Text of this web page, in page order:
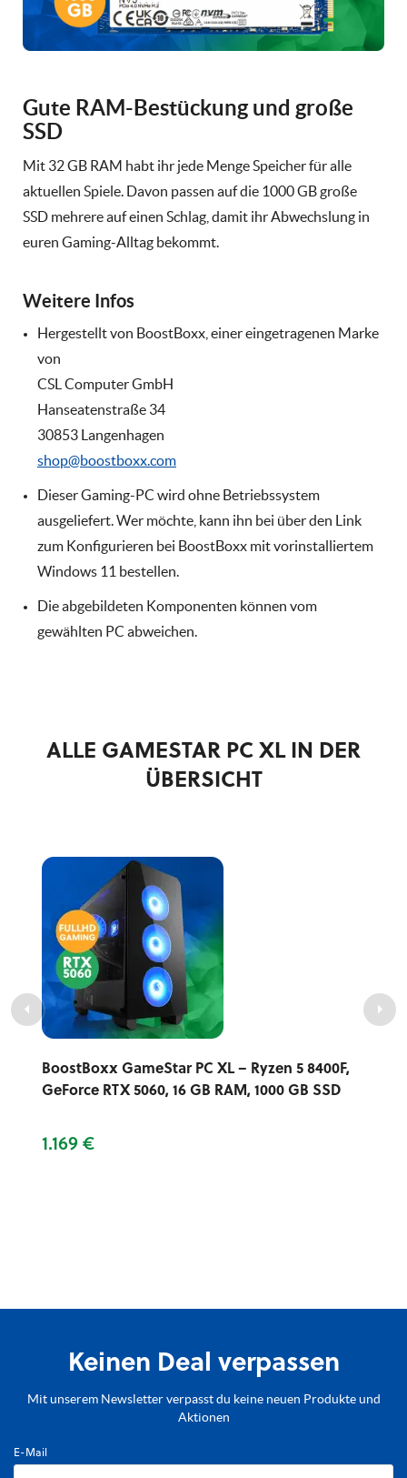
Gute RAM-Bestückung und große
SSD
Mit 32 GB RAM habt ihr jede Menge Speicher für alle
aktuellen Spiele. Davon passen auf die 1000 GB große
SSD mehrere auf einen Schlag, damit ihr Abwechslung in
euren Gaming-Alltag bekommt.
Weitere Infos
Hergestellt von BoostBoxx, einer eingetragenen Marke
von
CSL Computer GmbH
Hanseatenstraße 34
30853 Langenhagen
shop@boostboxx.com
Dieser Gaming-PC wird ohne Betriebssystem
ausgeliefert. Wer möchte, kann ihn bei über den Link
zum Konfigurieren bei BoostBoxx mit vorinstalliertem
Windows 11 bestellen.
Die abgebildeten Komponenten können vom
gewählten PC abweichen.
ALLE GAMESTAR PC XL IN DER
ÜBERSICHT
BoostBoxx GameStar PC XL – Ryzen 5 8400F,
GeForce RTX 5060, 16 GB RAM, 1000 GB SSD
1.169 €
Keinen Deal verpassen
Mit unserem Newsletter verpasst du keine neuen Produkte und
Aktionen
E-Mail